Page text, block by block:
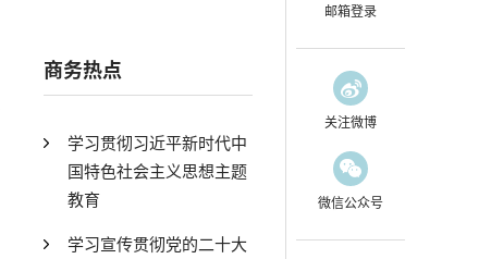
商务热点
学习贯彻习近平新时代中
国特色社会主义思想主题
教育
学习宣传贯彻党的二十大
邮箱登录
关注微博
微信公众号